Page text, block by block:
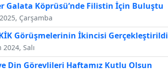
Galata Köprüsü’nde Filistin İçin Buluştu
Çarşamba
KİK Görüşmelerinin İkincisi Gerçekleştirildi
2024, Salı
Din Görevlileri Haftamız Kutlu Olsun